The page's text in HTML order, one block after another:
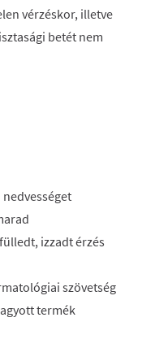
vérzéskor, illetve
betét nem
nedvességet
izzadt érzés
szövetség
termék